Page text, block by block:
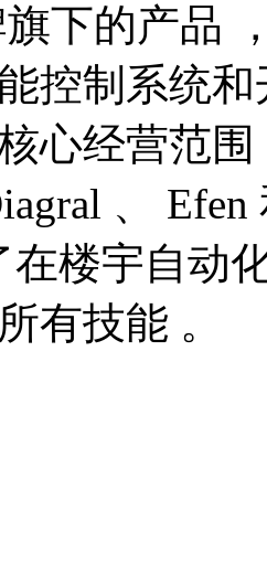
下的产品
控制系统
心经营范
、
在楼宇自动
有技能 。